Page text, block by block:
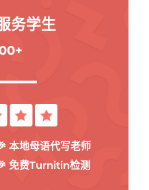
务学生
本地母语代写老师
免费Turnitin检测